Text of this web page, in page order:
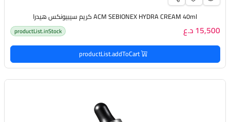
ACM SEBIONEX HYDRA CREAM 40ml كريم سيبيونكس هيدرا
15,500 د.ع productList.inStock
productList.addToCart